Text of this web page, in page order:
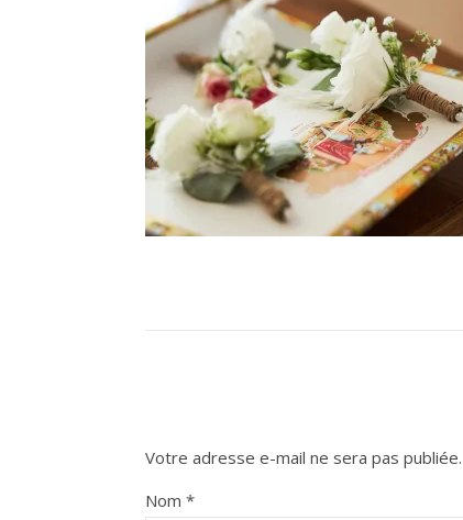
Votre adresse e-mail ne sera pas publiée.
Nom *